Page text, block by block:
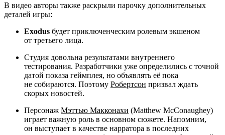
В видео авторы также раскрыли парочку дополнительных
деталей игры:
Exodus будет приключенческим ролевым экшеном
от третьего лица.
Студия довольна результатами внутреннего
тестирования. Разработчики уже определились с точной
датой показа геймплея, но объявлять её пока
не собираются. Поэтому Робертсон призвал ждать
скорых новостей.
Персонаж Мэттью Макконахи (Matthew McConaughey)
играет важную роль в основном сюжете. Напомним,
он выступает в качестве нарратора в последних